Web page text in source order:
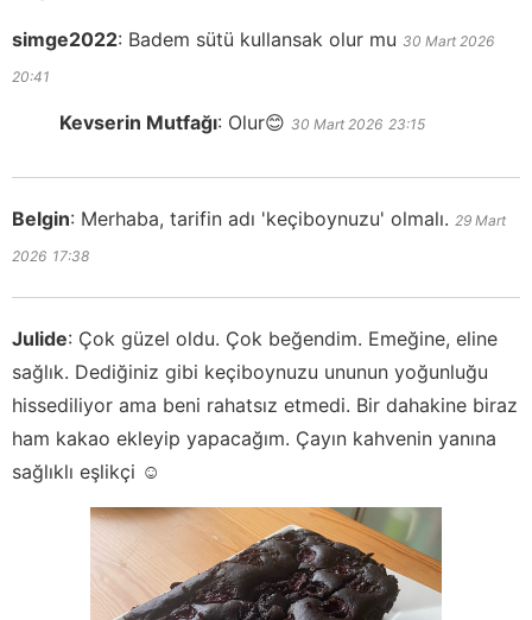
simge2022: Badem sütü kullansak olur mu 30 Mart 2026
20:41
Kevserin Mutfağı: Olur😊 30 Mart 2026 23:15
Belgin: Merhaba, tarifin adı 'keçiboynuzu' olmalı. 29 Mart
2026 17:38
Julide: Çok güzel oldu. Çok beğendim. Emeğine, eline
sağlık. Dediğiniz gibi keçiboynuzu ununun yoğunluğu
hissediliyor ama beni rahatsız etmedi. Bir dahakine biraz
ham kakao ekleyip yapacağım. Çayın kahvenin yanına
sağlıklı eşlikçi ☺️